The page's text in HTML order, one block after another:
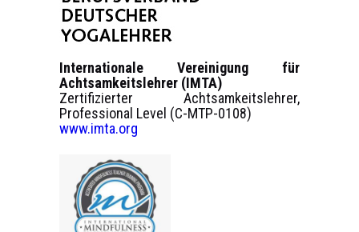
Internationale Vereinigung für
Achtsamkeitslehrer (IMTA)
Zertifizierter Achtsamkeitslehrer,
Professional Level (C-MTP-0108)
www.imta.org